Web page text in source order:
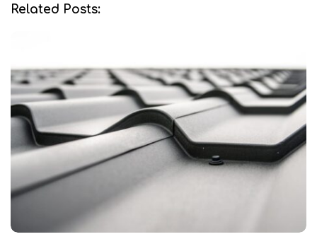
Related Posts: